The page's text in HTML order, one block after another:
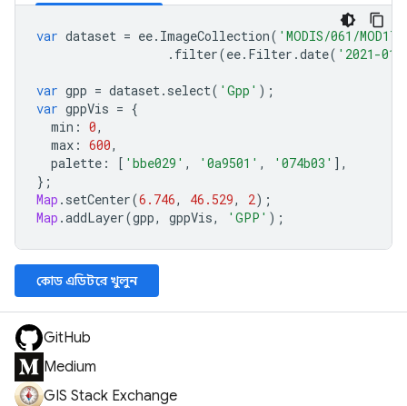
var dataset = ee. ImageCollection( 'MODIS/061/
. filter(ee. Filter .date( '2021-
var gpp = dataset. select( 'Gpp' );
var gppVis = {
min : 0,
max : 600,
palette : [ 'bbe029' , '0a9501' , '074b03' ],
};
Map . setCenter(6.746, 46.529, 2);
Map .addLayer(gpp, gppVis, 'GPP' );
কোড এডিটরে খুলুন
GitHub
Medium
GIS Stack Exchange